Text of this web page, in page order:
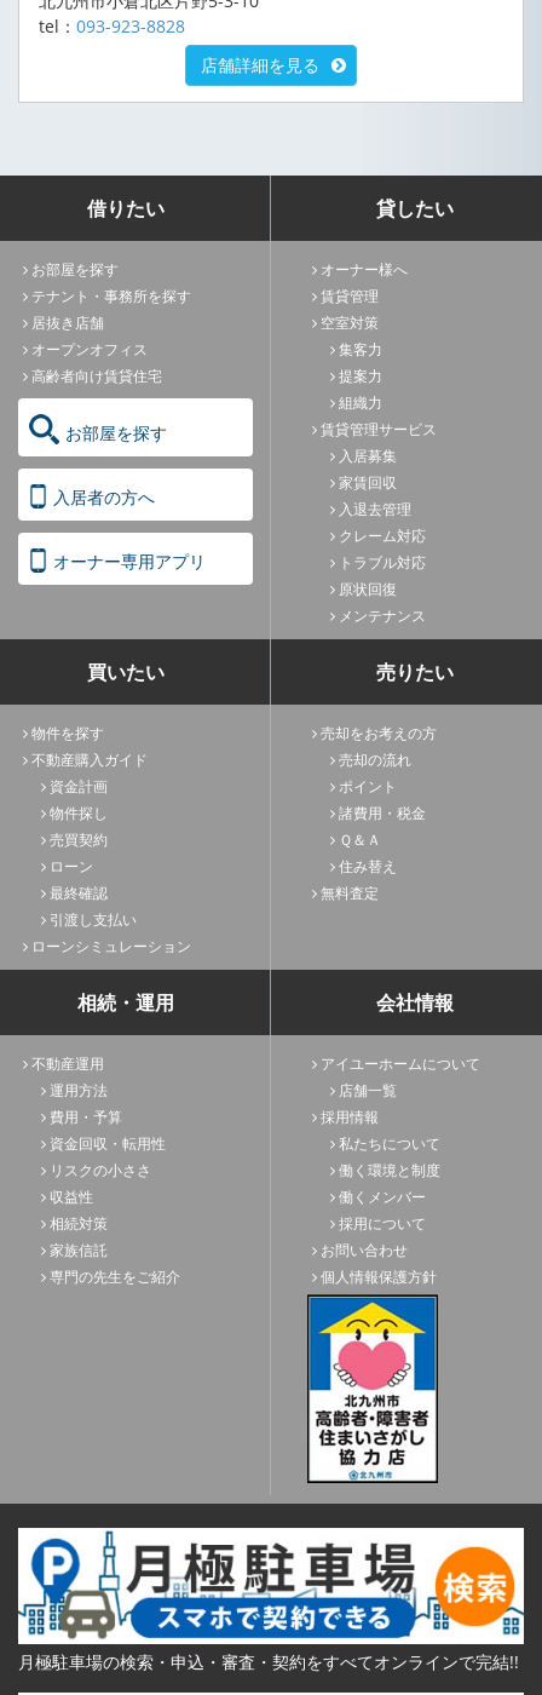
tel： 093-923-8828
店舗詳細を見る
借りたい
お部屋を探す
テナント・事務所を探す
居抜き店舗
オープンオフィス
高齢者向け賃貸住宅
お部屋を探す
入居者の方へ
オーナー専用アプリ
貸したい
オーナー様へ
賃貸管理
空室対策
集客力
提案力
組織力
賃貸管理サービス
入居募集
家賃回収
入退去管理
クレーム対応
トラブル対応
原状回復
メンテナンス
買いたい
物件を探す
不動産購入ガイド
資金計画
物件探し
売買契約
ローン
最終確認
引渡し支払い
ローンシミュレーション
売りたい
売却をお考えの方
売却の流れ
ポイント
諸費用・税金
Ｑ＆Ａ
住み替え
無料査定
相続・運用
不動産運用
運用方法
費用・予算
資金回収・転用性
リスクの小ささ
収益性
相続対策
家族信託
専門の先生をご紹介
会社情報
アイユーホームについて
店舗一覧
採用情報
私たちについて
働く環境と制度
働くメンバー
採用について
お問い合わせ
個人情報保護方針
月極駐車場の検索・申込・審査・契約をすべてオンラインで完結!!